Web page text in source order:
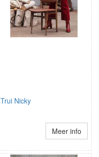
Trui Nicky
Meer info